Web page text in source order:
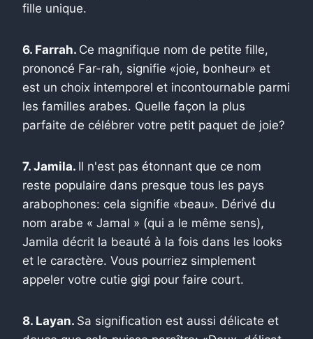
fille unique.
6. Farrah. Ce magnifique nom de petite fille,
prononcé Far-rah, signifie «joie, bonheur» et
est un choix intemporel et incontournable parmi
les familles arabes. Quelle façon la plus
parfaite de célébrer votre petit paquet de joie?
7. Jamila. Il n'est pas étonnant que ce nom
reste populaire dans presque tous les pays
arabophones: cela signifie «beau». Dérivé du
nom arabe « Jamal » (qui a le même sens),
Jamila décrit la beauté à la fois dans les looks
et le caractère. Vous pourriez simplement
appeler votre cutie gigi pour faire court.
8. Layan. Sa signification est aussi délicate et